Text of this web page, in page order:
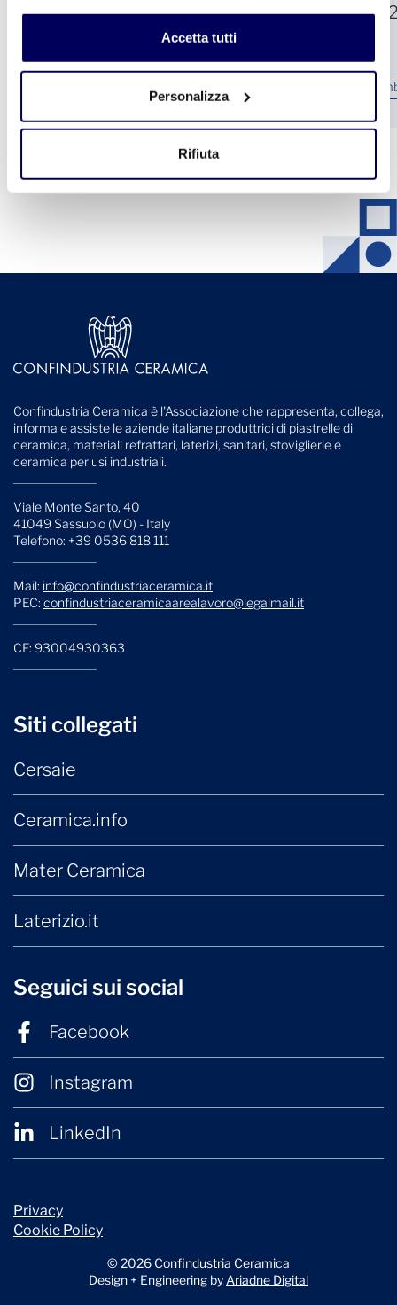
profilazione può negare il consenso sul tasto "Rifiuta".
Accetta tutti
Personalizza
Rifiuta
234
Confindustria Ceramica è l'Associazione che rappresenta, collega,
informa e assiste le aziende italiane produttrici di piastrelle di
ceramica, materiali refrattari, laterizi, sanitari, stoviglierie e
ceramica per usi industriali.
Viale Monte Santo, 40
41049 Sassuolo (MO) - Italy
Telefono: +39 0536 818 111
Mail: info@confindustriaceramica.it
PEC: confindustriaceramicaarealavoro@legalmail.it
CF: 93004930363
Siti collegati
Cersaie
Ceramica.info
Mater Ceramica
Laterizio.it
Seguici sui social
Facebook
Instagram
LinkedIn
Privacy
Cookie Policy
© 2026 Confindustria Ceramica
Design + Engineering by Ariadne Digital